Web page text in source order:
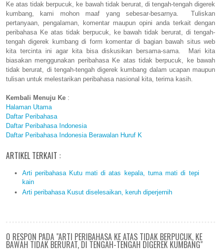
Ke atas tidak berpucuk, ke bawah tidak berurat, di tengah-tengah digerek
kumbang, kami mohon maaf yang sebesar-besarnya. Tuliskan
pertanyaan, pengalaman, komentar maupun opini anda terkait dengan
peribahasa Ke atas tidak berpucuk, ke bawah tidak berurat, di tengah-
tengah digerek kumbang di form komentar di bagian bawah situs web
kita tercinta ini agar kita bisa diskusikan bersama-sama. Mari kita
biasakan menggunakan peribahasa Ke atas tidak berpucuk, ke bawah
tidak berurat, di tengah-tengah digerek kumbang dalam ucapan maupun
tulisan untuk melestarikan peribahasa nasional kita, terima kasih.
Kembali Menuju Ke :
Halaman Utama
Daftar Peribahasa
Daftar Peribahasa Indonesia
Daftar Peribahasa Indonesia Berawalan Huruf K
ARTIKEL TERKAIT :
Arti peribahasa Kutu mati di atas kepala, tuma mati di tepi
kain
Arti peribahasa Kusut diselesaikan, keruh diperjernih
0 RESPON PADA "ARTI PERIBAHASA KE ATAS TIDAK BERPUCUK, KE
BAWAH TIDAK BERURAT, DI TENGAH-TENGAH DIGEREK KUMBANG"